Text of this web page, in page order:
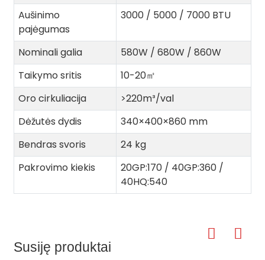
Aušinimo
pajėgumas
3000 / 5000 / 7000 BTU
Nominali galia
580W / 680W / 860W
Taikymo sritis
10-20㎡
Oro cirkuliacija
>220m³/val
Dėžutės dydis
340×400×860 mm
Bendras svoris
24 kg
Pakrovimo kiekis
20GP:170 / 40GP:360 /
40HQ:540
Susiję produktai